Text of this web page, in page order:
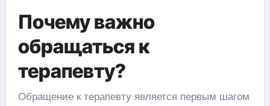
Почему важно
обращаться к
терапевту?
Обращение к терапевту является первым шагом